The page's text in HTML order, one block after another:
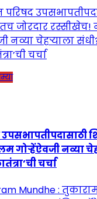
उपसभापतीपदासाठी
गोऱ्हेंऐवजी नव्या
चर्चा